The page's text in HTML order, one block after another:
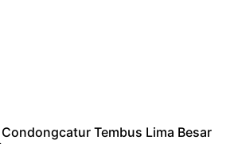
Condongcatur Tembus Lima Besar